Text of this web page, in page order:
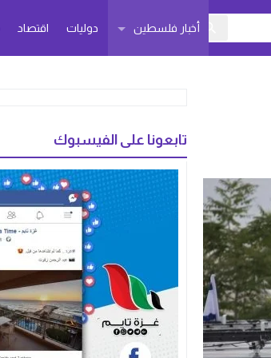
أخبار فلسطين دوليات اقتصاد
تابعونا على الفيسبوك